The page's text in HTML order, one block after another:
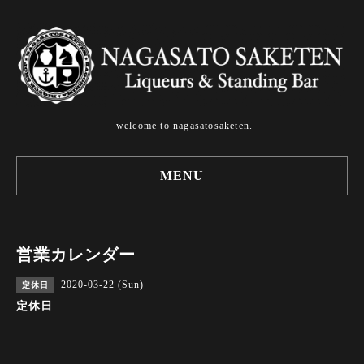
welcome to nagasatosaketen.
MENU
営業カレンダー
定休日 2020-03-22 (Sun)
定休日